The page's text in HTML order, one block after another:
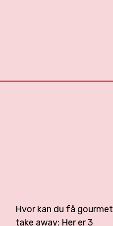
Hvor kan du få gourmet
take away: Her er 3